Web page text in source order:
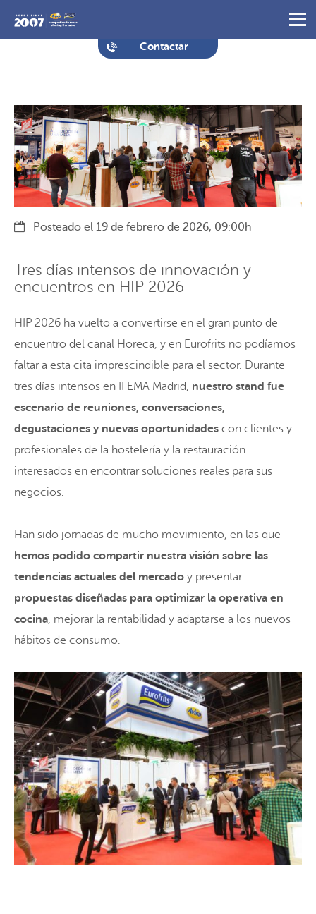
Contactar
Posteado el 19 de febrero de 2026, 09:00h
Tres días intensos de innovación y
encuentros en HIP 2026
HIP 2026 ha vuelto a convertirse en el gran punto de
encuentro del canal Horeca, y en Eurofrits no podíamos
faltar a esta cita imprescindible para el sector. Durante
tres días intensos en IFEMA Madrid, nuestro stand fue
escenario de reuniones, conversaciones,
degustaciones y nuevas oportunidades con clientes y
profesionales de la hostelería y la restauración
interesados en encontrar soluciones reales para sus
negocios.
Han sido jornadas de mucho movimiento, en las que
hemos podido compartir nuestra visión sobre las
tendencias actuales del mercado y presentar
propuestas diseñadas para optimizar la operativa en
cocina, mejorar la rentabilidad y adaptarse a los nuevos
hábitos de consumo.